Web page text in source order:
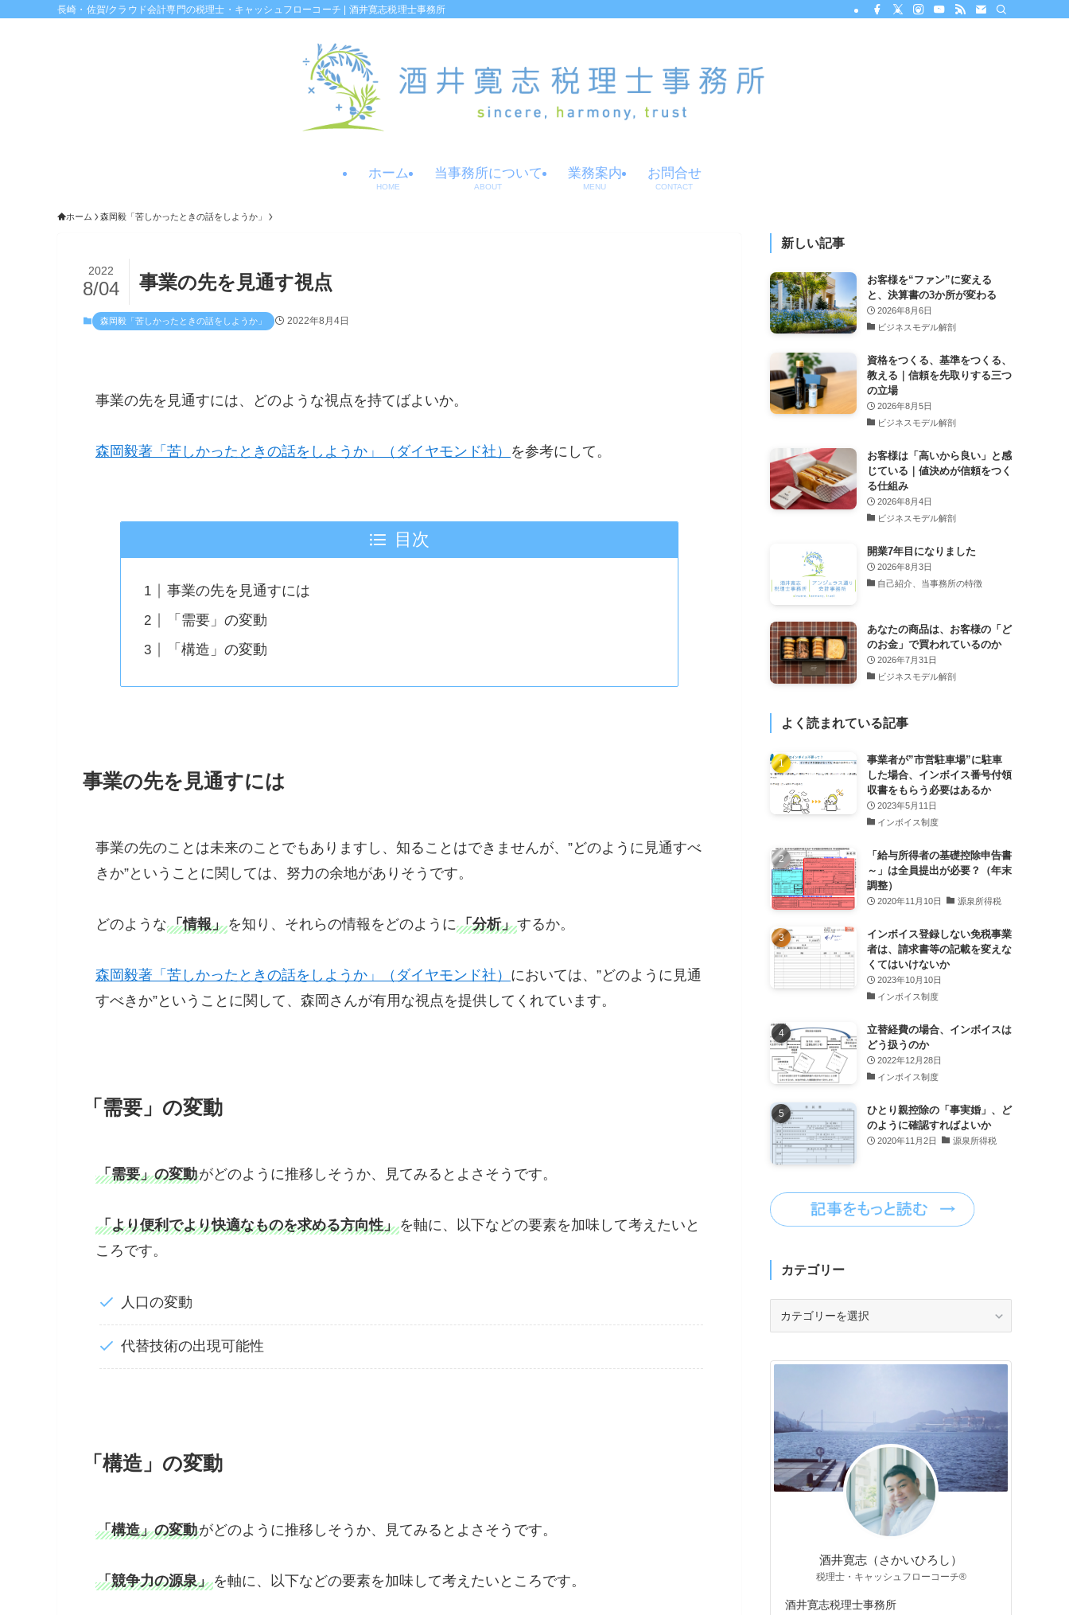
長崎・佐賀/クラウド会計専門の税理士・キャッシュフローコーチ | 酒井寛志税理士事務所
ホーム
HOME
当事務所について
ABOUT
業務案内
MENU
お問合せ
CONTACT
ホーム 森岡毅「苦しかったときの話をしようか」
事業の先を見通す視点
2022
8/04
森岡毅「苦しかったときの話をしようか」 2022年8月4日
事業の先を見通すには、どのような視点を持てばよいか。
森岡毅著「苦しかったときの話をしようか」（ダイヤモンド社） を参考にして。
目次
事業の先を見通すには
「需要」の変動
「構造」の変動
事業の先を見通すには
事業の先のことは未来のことでもありますし、知ることはできませんが、”どのように見通すべ
きか”ということに関しては、努力の余地がありそうです。
どのような「情報」 を知り、それらの情報をどのように「分析」するか。
森岡毅著「苦しかったときの話をしようか」（ダイヤモンド社） においては、”どのように見通
すべきか”ということに関して、森岡さんが有用な視点を提供してくれています。
「需要」の変動
「需要」の変動がどのように推移しそうか、見てみるとよさそうです。
「より便利でより快適なものを求める方向性」 を軸に、以下などの要素を加味して考えたいと
ころです。
人口の変動
代替技術の出現可能性
「構造」の変動
「構造」の変動がどのように推移しそうか、見てみるとよさそうです。
「競争力の源泉」 を軸に、以下などの要素を加味して考えたいところです。
新しい記事
お客様を“ファン”に変える
と、決算書の3か所が変わる
2026年8月6日
ビジネスモデル解剖
資格をつくる、基準をつくる、
教える｜信頼を先取りする三つ
の立場
2026年8月5日
ビジネスモデル解剖
お客様は「高いから良い」と感
じている｜値決めが信頼をつく
る仕組み
2026年8月4日
ビジネスモデル解剖
開業7年目になりました
2026年8月3日
自己紹介、当事務所の特徴
あなたの商品は、お客様の「ど
のお金」で買われているのか
2026年7月31日
ビジネスモデル解剖
よく読まれている記事
事業者が”市営駐車場”に駐車
した場合、インボイス番号付領
収書をもらう必要はあるか
2023年5月11日
インボイス制度
「給与所得者の基礎控除申告書
～」は全員提出が必要？（年末
調整）
2020年11月10日 源泉所得税
インボイス登録しない免税事業
者は、請求書等の記載を変えな
くてはいけないか
2023年10月10日
インボイス制度
立替経費の場合、インボイスは
どう扱うのか
2022年12月28日
インボイス制度
ひとり親控除の「事実婚」、ど
のように確認すればよいか
2020年11月2日 源泉所得税
カテゴリー
リ
酒井寛志（さかいひろし）
税理士・キャッシュフローコーチ®
酒井寛志税理士事務所